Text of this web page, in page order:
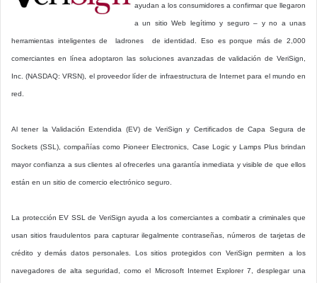
ayudan a los consumidores a confirmar que llegaron
a un sitio Web legítimo y seguro – y no a unas
herramientas inteligentes de ladrones de identidad. Eso es porque más de 2,000
comerciantes en línea adoptaron las soluciones avanzadas de validación de VeriSign,
Inc. (NASDAQ: VRSN), el proveedor líder de infraestructura de Internet para el mundo en
red.
Al tener la Validación Extendida (EV) de VeriSign y Certificados de Capa Segura de
Sockets (SSL), compañías como Pioneer Electronics, Case Logic y Lamps Plus brindan
mayor confianza a sus clientes al ofrecerles una garantía inmediata y visible de que ellos
están en un sitio de comercio electrónico seguro.
La protección EV SSL de VeriSign ayuda a los comerciantes a combatir a criminales que
usan sitios fraudulentos para capturar ilegalmente contraseñas, números de tarjetas de
crédito y demás datos personales. Los sitios protegidos con VeriSign permiten a los
navegadores de alta seguridad, como el Microsoft Internet Explorer 7, desplegar una